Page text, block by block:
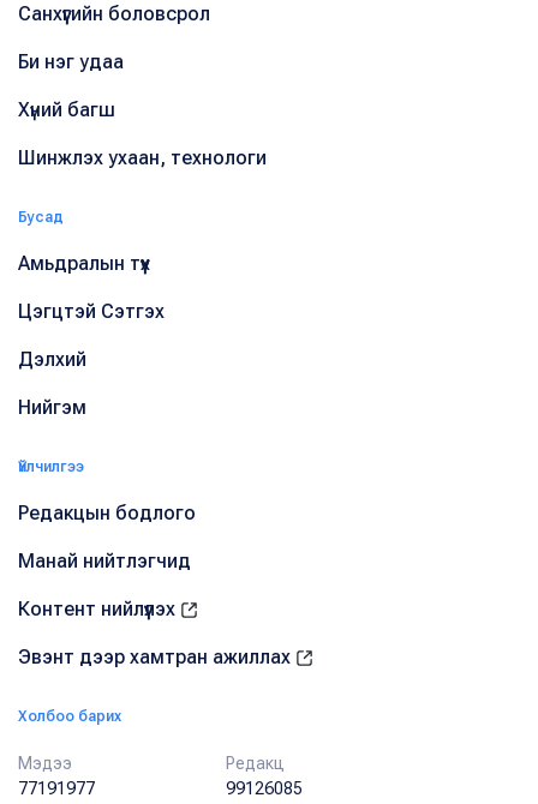
Санхүүгийн боловсрол
Би нэг удаа
Хүний багш
Шинжлэх ухаан, технологи
Бусад
Амьдралын түүх
Цэгцтэй Сэтгэх
Дэлхий
Нийгэм
Үйлчилгээ
Редакцын бодлого
Манай нийтлэгчид
Контент нийлүүлэх
Эвэнт дээр хамтран ажиллах
Холбоо барих
Мэдээ
77191977
Редакц
99126085